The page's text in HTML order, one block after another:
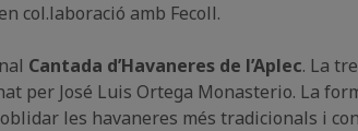
col.laboració amb Fecoll.
Cantada d’Havaneres de l’Aplec. La
per José Luis Ortega Monasterio. La
les havaneres més tradicionals i